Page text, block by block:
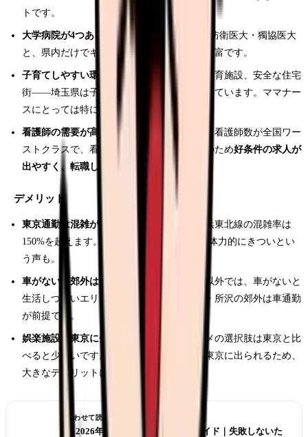
トです。
大学病院が4つある
：自治医大・埼玉医大・防衛医大・獨協医大
と、県内だけでキャリアアップの選択肢が豊富です。
子育てしやすい環境
：広い公園、充実した保育施設、安全な住宅
街——埼玉県は子育て環境の良さでも知られています。ママナー
スにとっては特に魅力的です。
看護師の需要が高い
：埼玉県は人口に対する看護師数が全国ワー
ストクラスで、看護師不足が深刻です。そのため好条件の求人が
出やすく、転職しやすい環境
です。
デメリット
東京通勤は混雑が激しい
：朝の埼京線・京浜東北線の混雑率は
150%を超えます。夜勤との組み合わせでは体力的にきついとい
う声も。
車がないと郊外は不便
：さいたま市中心部以外では、車がないと
生活しづらいエリアが多いです。特に川越・所沢の郊外は車通勤
が前提です。
娯楽施設は東京に劣る
：文化施設やエンタメの選択肢は東京と比
べると少ないです。ただし、電車で30分で東京に出られるため、
大きなデメリットにはなりません。
あわせて読みたい
【2026年版】看護師転職の完全ガイド｜失敗しないた